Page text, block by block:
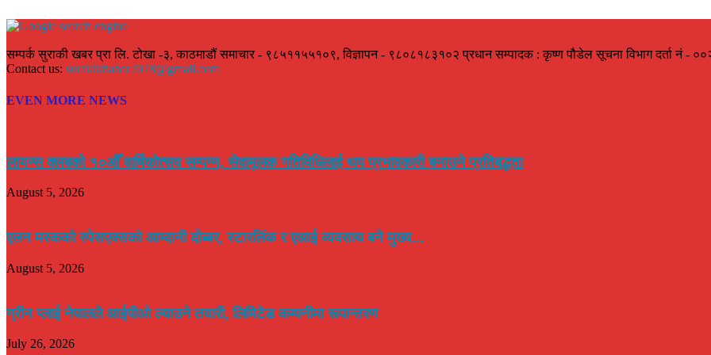
सम्पर्क सुराकी खबर प्रा लि. टोखा -३, काठमाडौं समाचार - ९८५११५५१०९, विज्ञापन - ९८०८१८३१०२ प्रधान सम्पादक : कृष्ण पौडेल सूचना विभाग दर्ता नं -
Contact us: surakikhabar2078@gmail.com
EVEN MORE NEWS
लायन्स क्लबको १०औँ वार्षिकोत्सव सम्पन्न, सेवामूलक गतिविधिलाई थप प्रभावकारी बनाउने प्रतिबद्धता
August 5, 2026
एलन मस्कको स्पेसएक्सको आम्दानी दोब्बर, स्टारलिंक र एआई व्यवसाय बने मुख्य...
August 5, 2026
ग्रीन प्लाई नेपालले आईपीओ ल्याउने तयारी, लिमिटेड कम्पनीमा रूपान्तरण
July 26, 2026